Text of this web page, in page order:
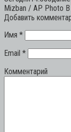
Mizban / AP Photo В
Добавить
Имя *
Email *
Комментарий